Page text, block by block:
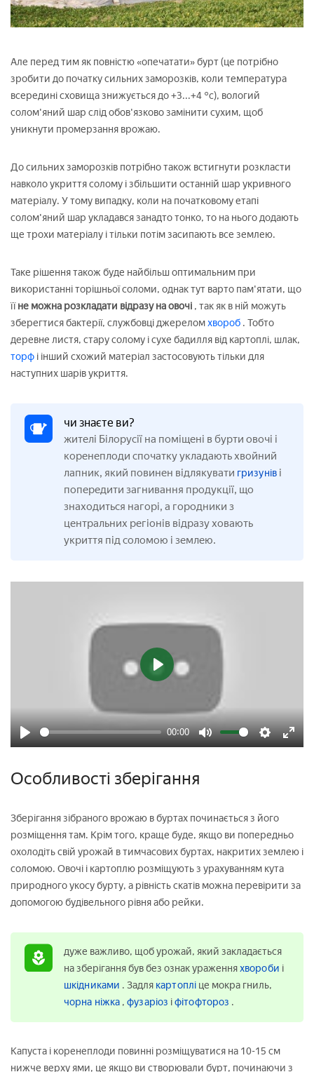
Але перед тим як повністю «опечатати» бурт (це потрібно
зробити до початку сильних заморозків, коли температура
всередині сховища знижується до +3...+4 °c), вологий
солом'яний шар слід обов'язково замінити сухим, щоб
уникнути промерзання врожаю.
До сильних заморозків потрібно також встигнути розкласти
навколо укриття солому і збільшити останній шар укривного
матеріалу. У тому випадку, коли на початковому етапі
солом'яний шар укладався занадто тонко, то на нього додають
ще трохи матеріалу і тільки потім засипають все землею.
Таке рішення також буде найбільш оптимальним при
використанні торішньої соломи, однак тут варто пам'ятати, що
їїне можна розкладати відразу на овочі , так як в ній можуть
зберегтися бактерії, службовці джереломхвороб . Тобто
деревне листя, стару солому і сухе бадилля від картоплі, шлак,
торф і інший схожий матеріал застосовують тільки для
наступних шарів укриття.
чи знаєте ви?
жителі Білорусії на поміщені в бурти овочі і
коренеплоди спочатку укладають хвойний
лапник, який повинен відлякувати гризунів і
попередити загнивання продукції, що
знаходиться нагорі, а городники з
центральних регіонів відразу ховають
укриття під соломою і землею.
Play
00:00
Mute Settings
Enter
Play
Особливості зберігання
Зберігання зібраного врожаю в буртах починається з його
розміщення там. Крім того, краще буде, якщо ви попередньо
охолодіть свій урожай в тимчасових буртах, накритих землею і
соломою. Овочі і картоплю розміщують з урахуванням кута
природного укосу бурту, а рівність скатів можна перевірити за
допомогою будівельного рівня або рейки.
дуже важливо, щоб урожай, який закладається
на зберігання був без ознак ураженняхвороби і
шкідниками . Задля картоплі це мокра гниль,
чорна ніжка ,фузаріоз іфітофтороз .
Капуста і коренеплоди повинні розміщуватися на 10-15 см
нижче верху ями, це якщо ви створювали бурт, починаючи з